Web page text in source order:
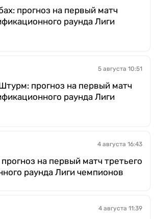
прогноз на первый матч
раунда Лиги
5 августа 10:51
прогноз на первый матч
раунда Лиги
4 августа 16:43
на первый матч третьего
раунда Лиги чемпионов
4 августа 11:39